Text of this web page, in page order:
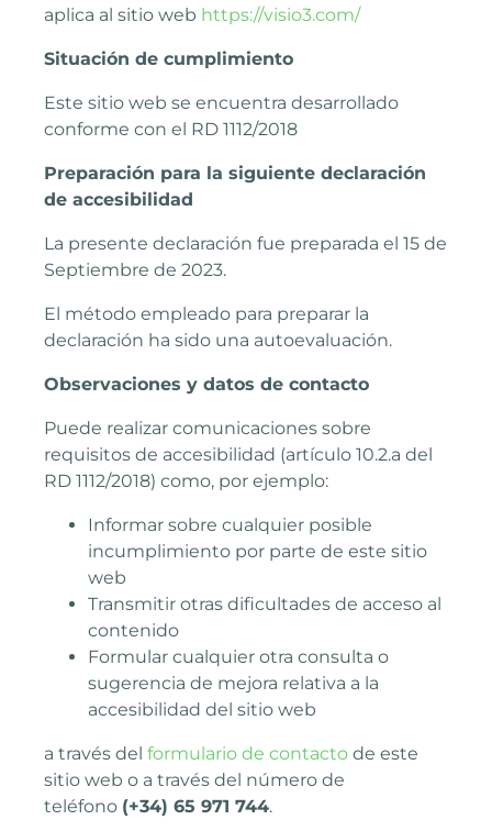
aplica al sitio web https://visio3.com/
Situación de cumplimiento
Este sitio web se encuentra desarrollado
conforme con el RD 1112/2018
Preparación para la siguiente declaración
de accesibilidad
La presente declaración fue preparada el 15 de
Septiembre de 2023.
El método empleado para preparar la
declaración ha sido una autoevaluación.
Observaciones y datos de contacto
Puede realizar comunicaciones sobre
requisitos de accesibilidad (artículo 10.2.a del
RD 1112/2018) como, por ejemplo:
Informar sobre cualquier posible
incumplimiento por parte de este sitio
web
Transmitir otras dificultades de acceso al
contenido
Formular cualquier otra consulta o
sugerencia de mejora relativa a la
accesibilidad del sitio web
a través delformulario de contacto de este
sitio web o a través del número de
teléfono (+34) 65 971 744.